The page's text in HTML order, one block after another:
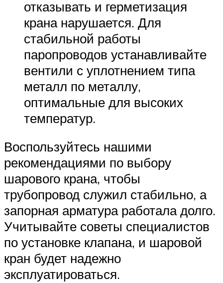
отказывать и герметизация
крана нарушается. Для
стабильной работы
паропроводов устанавливайте
вентили с уплотнением типа
металл по металлу,
оптимальные для высоких
температур.
Воспользуйтесь нашими
рекомендациями по выбору
шарового крана, чтобы
трубопровод служил стабильно, а
запорная арматура работала долго.
Учитывайте советы специалистов
по установке клапана, и шаровой
кран будет надежно
эксплуатироваться.